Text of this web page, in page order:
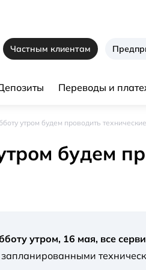
Частным клиентам
Переводы и
утром будем проводить
будем
утром, 16 мая, все
запланированными